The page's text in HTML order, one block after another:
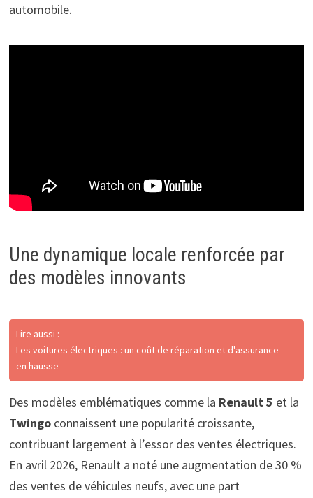
automobile.
Une dynamique locale renforcée par
des modèles innovants
Lire aussi :
Les voitures électriques : un coût de réparation et d'assurance
en hausse
Des modèles emblématiques comme la Renault 5 et la
Twingoconnaissent une popularité croissante,
contribuant largement à l’essor des ventes électriques.
En avril 2026, Renault a noté une augmentation de 30 %
des ventes de véhicules neufs, avec une part